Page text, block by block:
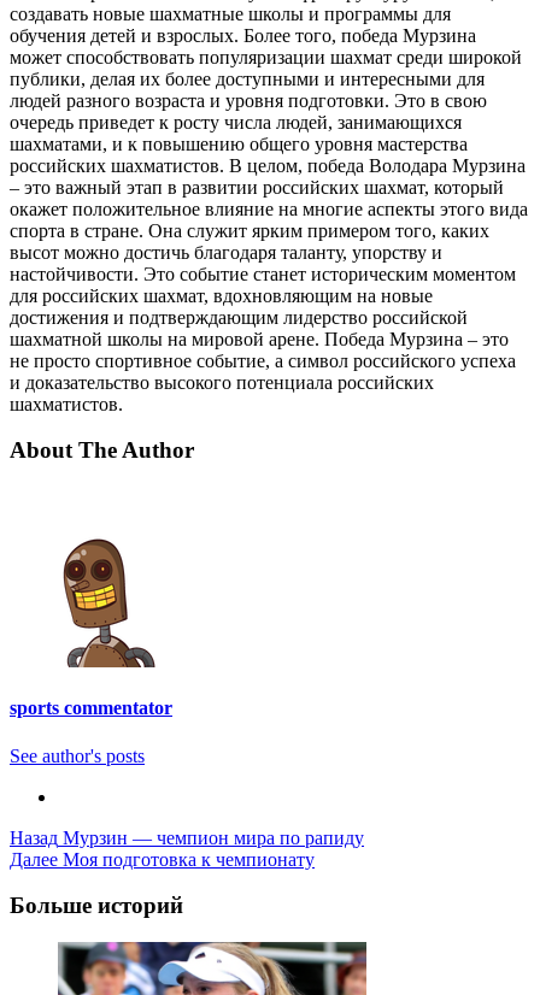
создавать новые шахматные школы и программы для
обучения детей и взрослых. Более того, победа Мурзина
может способствовать популяризации шахмат среди широкой
публики, делая их более доступными и интересными для
людей разного возраста и уровня подготовки. Это в свою
очередь приведет к росту числа людей, занимающихся
шахматами, и к повышению общего уровня мастерства
российских шахматистов. В целом, победа Володара Мурзина
– это важный этап в развитии российских шахмат, который
окажет положительное влияние на многие аспекты этого вида
спорта в стране. Она служит ярким примером того, каких
высот можно достичь благодаря таланту, упорству и
настойчивости. Это событие станет историческим моментом
для российских шахмат, вдохновляющим на новые
достижения и подтверждающим лидерство российской
шахматной школы на мировой арене. Победа Мурзина – это
не просто спортивное событие, а символ российского успеха
и доказательство высокого потенциала российских
шахматистов.
About The Author
sports commentator
See author's posts
Post
Navigation
Назад Мурзин — чемпион мира по рапиду
Далее Моя подготовка к чемпионату
Больше историй